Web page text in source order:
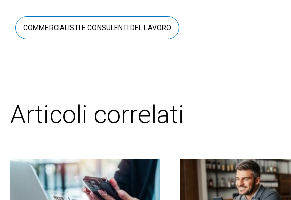
COMMERCIALISTI E CONSULENTI DEL LAVORO
Articoli correlati